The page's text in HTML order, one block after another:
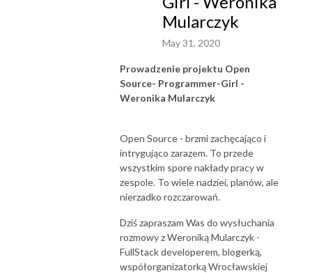
Mularczyk
May 31, 2020
Prowadzenie projektu Open
Source- Programmer-Girl -
Weronika Mularczyk
Open Source - brzmi zachęcająco i
intrygująco zarazem. To przede
wszystkim spore nakłady pracy w
zespole. To wiele nadziei, planów, ale
nierzadko rozczarowań.
Dziś zapraszam Was do wysłuchania
rozmowy z Weroniką Mularczyk -
FullStack developerem, blogerką,
współorganizatorką Wrocławskiej